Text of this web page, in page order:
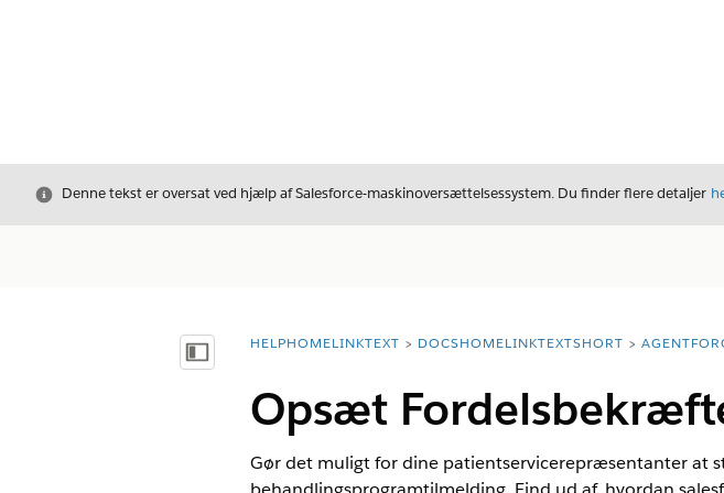
LukDenne tekst er oversat ved hjælp af Salesforce-maskinoversættelsessystem. Du finder flere detaljer
Vis indholdsfortegnelse
breadcrumbDescription
HELPHOMELINKTEXT DOCSHOMELINKTEXTSHORT
Opsæt
Gør det muligt for dine patientservicerepræsentanter at